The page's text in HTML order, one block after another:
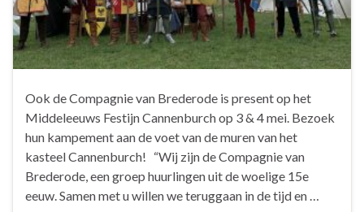
Ook de Compagnie van Brederode is present op het
Middeleeuws Festijn Cannenburch op 3 & 4 mei. Bezoek
hun kampement aan de voet van de muren van het
kasteel Cannenburch! “Wij zijn de Compagnie van
Brederode, een groep huurlingen uit de woelige 15e
eeuw. Samen met u willen we teruggaan in de tijd en …